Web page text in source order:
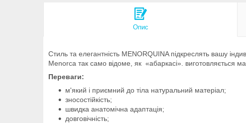
Опис
Стиль та елегантність MENORQUINA підкреслять вашу
Menorca так само відоме, як «абаркасі». виготовляється
Переваги:
м'який і приємний до тіла натуральний матеріал;
зносостійкість;
швидка анатомічна адаптація;
довговічність;